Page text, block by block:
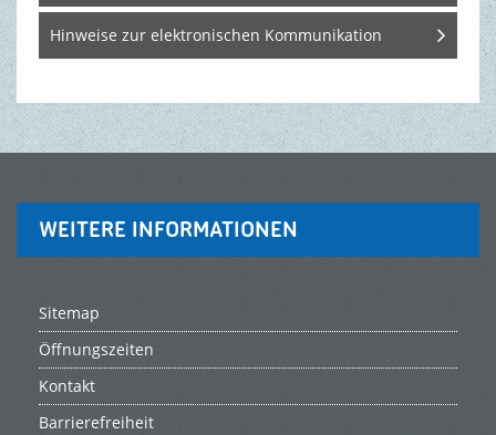
Hinweise zur elektronischen Kommunikation
WEITERE INFORMATIONEN
Sitemap
Öffnungszeiten
Kontakt
Barrierefreiheit